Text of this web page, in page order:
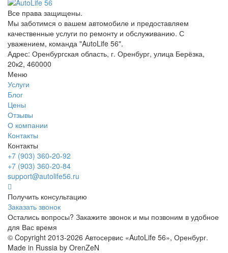
Все права защищены.
Мы заботимся о вашем автомобиле и предоставляем
качественные услуги по ремонту и обслуживанию. С
уважением, команда "AutoLife 56".
Адрес: Оренбургская область, г. Оренбург, улица Берёзка,
20к2, 460000
Меню
Услуги
Блог
Цены
Отзывы
О компании
Контакты
Контакты
+7 (903) 360-20-92
+7 (903) 360-20-84
support@autolife56.ru
Получить консультацию
Заказать звонок
Остались вопросы? Закажите звонок и мы позвоним в удобное
для Вас время
© Copyright 2013-2026 Автосервис «AutoLife 56», Оренбург.
Made in Russia by OrenZeN